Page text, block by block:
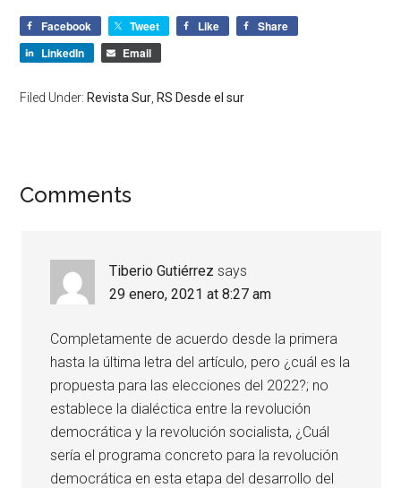
Facebook Tweet Like
Share
LinkedIn
Email
Filed Under: Revista Sur RS Desde el sur
Comments
Tiberio Gutiérrez says
29 enero, 2021 at 8:27 am
Completamente de acuerdo desde la primera
hasta la última letra del artículo, pero ¿cuál es la
propuesta para las elecciones del 2022?; no
establece la dialéctica entre la revolución
democrática y la revolución socialista, ¿Cuál
sería el programa concreto para la revolución
democrática en esta etapa del desarrollo del